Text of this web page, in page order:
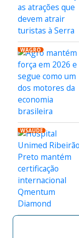
WAGRO
WSAÚDE